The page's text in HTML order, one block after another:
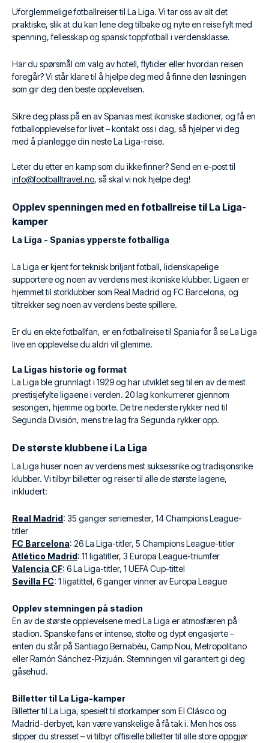
Uforglemmelige fotballreiser til La Liga. Vi tar oss av alt det
praktiske, slik at du kan lene deg tilbake og nyte en reise fylt med
spenning, fellesskap og spansk toppfotball i verdensklasse.
Har du spørsmål om valg av hotell, flytider eller hvordan reisen
foregår? Vi står klare til å hjelpe deg med å finne den løsningen
som gir deg den beste opplevelsen.
Sikre deg plass på en av Spanias mest ikoniske stadioner, og få en
fotballopplevelse for livet – kontakt oss i dag, så hjelper vi deg
med å planlegge din neste La Liga-reise.
Leter du etter en kamp som du ikke finner? Send en e-post til
info@footballtravel.no, så skal vi nok hjelpe deg!
Opplev spenningen med en fotballreise til La Liga-
kamper
La Liga - Spanias ypperste fotballiga
La Liga er kjent for teknisk briljant fotball, lidenskapelige
supportere og noen av verdens mest ikoniske klubber. Ligaen er
hjemmet til storklubber som Real Madrid og FC Barcelona, og
tiltrekker seg noen av verdens beste spillere.
Er du en ekte fotballfan, er en fotballreise til Spania for å se La Liga
live en opplevelse du aldri vil glemme.
La Ligas historie og format
La Liga ble grunnlagt i 1929 og har utviklet seg til en av de mest
prestisjefylte ligaene i verden. 20 lag konkurrerer gjennom
sesongen, hjemme og borte. De tre nederste rykker ned til
Segunda División, mens tre lag fra Segunda rykker opp.
De største klubbene i La Liga
La Liga huser noen av verdens mest suksessrike og tradisjonsrike
klubber. Vi tilbyr billetter og reiser til alle de største lagene,
inkludert:
Real Madrid: 35 ganger seriemester, 14 Champions League-
titler
FC Barcelona: 26 La Liga-titler, 5 Champions League-titler
Atlético Madrid: 11 ligatitler, 3 Europa League-triumfer
Valencia CF: 6 La Liga-titler, 1 UEFA Cup-tittel
Sevilla FC: 1 ligatittel, 6 ganger vinner av Europa League
Opplev stemningen på stadion
En av de største opplevelsene med La Liga er atmosfæren på
stadion. Spanske fans er intense, stolte og dypt engasjerte –
enten du står på Santiago Bernabéu, Camp Nou, Metropolitano
eller Ramón Sánchez-Pizjuán. Stemningen vil garantert gi deg
gåsehud.
Billetter til La Liga-kamper
Billetter til La Liga, spesielt til storkamper som El Clásico og
Madrid-derbyet, kan være vanskelige å få tak i. Men hos oss
slipper du stresset – vi tilbyr offisielle billetter til alle store oppgjør